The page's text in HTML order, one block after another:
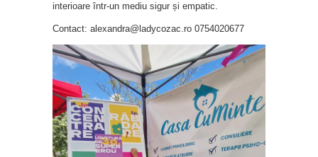
interioare într-un mediu sigur și empatic.
Contact: alexandra@ladycozac.ro 0754020677